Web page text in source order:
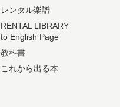
レンタル楽譜
RENTAL LIBRARY
to English Page
教科書
これから出る本